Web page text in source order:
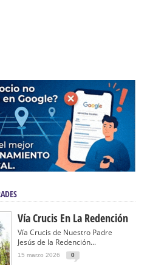
Vía Crucis En La Redención
Vía Crucis de Nuestro Padre
Jesús de la Redención...
15 marzo 2026 0